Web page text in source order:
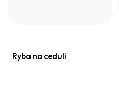
Ryba na ceduli